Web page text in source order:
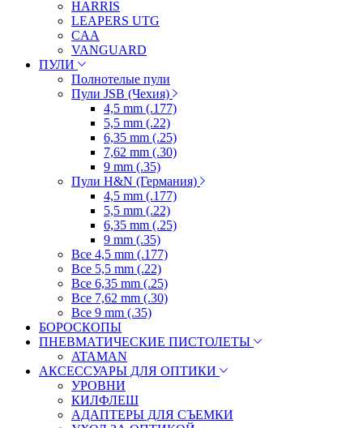
HARRIS
LEAPERS UTG
CAA
VANGUARD
ПУЛИ
Полнотелые пули
Пули JSB (Чехия)
4,5 mm (.177)
5,5 mm (.22)
6,35 mm (.25)
7,62 mm (.30)
9 mm (.35)
Пули H&N (Германия)
4,5 mm (.177)
5,5 mm (.22)
6,35 mm (.25)
9 mm (.35)
Все 4,5 mm (.177)
Все 5,5 mm (.22)
Все 6,35 mm (.25)
Все 7,62 mm (.30)
Все 9 mm (.35)
БОРОСКОПЫ
ПНЕВМАТИЧЕСКИЕ ПИСТОЛЕТЫ
ATAMAN
АКСЕССУАРЫ ДЛЯ ОПТИКИ
УРОВНИ
КИЛФЛЕШ
АДАПТЕРЫ ДЛЯ СЪЕМКИ